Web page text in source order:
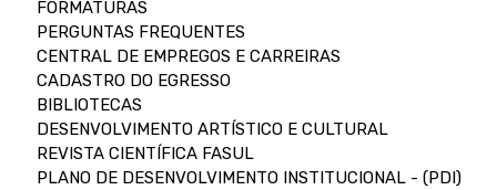
FORMATURAS
PERGUNTAS FREQUENTES
CENTRAL DE EMPREGOS E CARREIRAS
CADASTRO DO EGRESSO
BIBLIOTECAS
DESENVOLVIMENTO ARTÍSTICO E CULTURAL
REVISTA CIENTÍFICA FASUL
PLANO DE DESENVOLVIMENTO INSTITUCIONAL - (PDI)